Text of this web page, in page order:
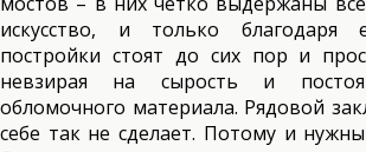
искусство, и только благодаря
постройки стоят до сих пор и
невзирая на сырость и
обломочного материала. Рядовой
себе так не сделает. Потому и